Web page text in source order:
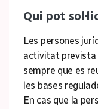
Qui pot
Les persones
activitat prevista
sempre que es
les bases
En cas que la